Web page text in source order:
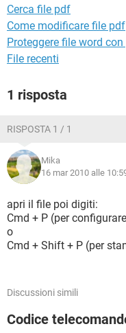
Cerca file pdf
Come modificare file pdf
Proteggere file word
File recenti
1 risposta
RISPOSTA 1 / 1
Mika
16 mar 2010 alle
apri il file poi digiti:
Cmd + P (per
o
Cmd + Shift + P (per
Discussioni simili
Codice